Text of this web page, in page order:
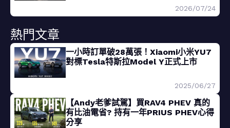
2026/07/24
熱門文章
一小時訂單破28萬張！Xiaomi小米YU7
對標Tesla特斯拉Model Y正式上市
2025/06/27
【Andy老爹試駕】買RAV4 PHEV 真的
有比油電省? 持有一年PRIUS PHEV心得
分享